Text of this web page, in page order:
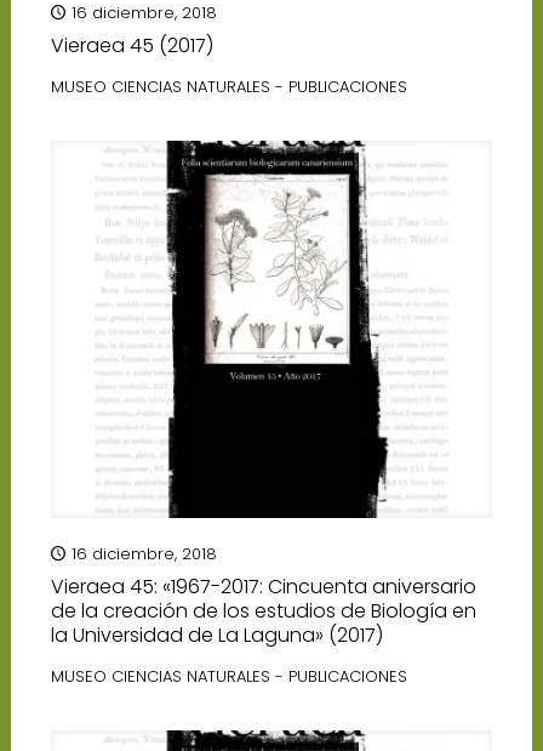
16 diciembre, 2018
Vieraea 45 (2017)
MUSEO CIENCIAS NATURALES - PUBLICACIONES
16 diciembre, 2018
Vieraea 45: «1967-2017: Cincuenta aniversario
de la creación de los estudios de Biología en
la Universidad de La Laguna» (2017)
MUSEO CIENCIAS NATURALES - PUBLICACIONES